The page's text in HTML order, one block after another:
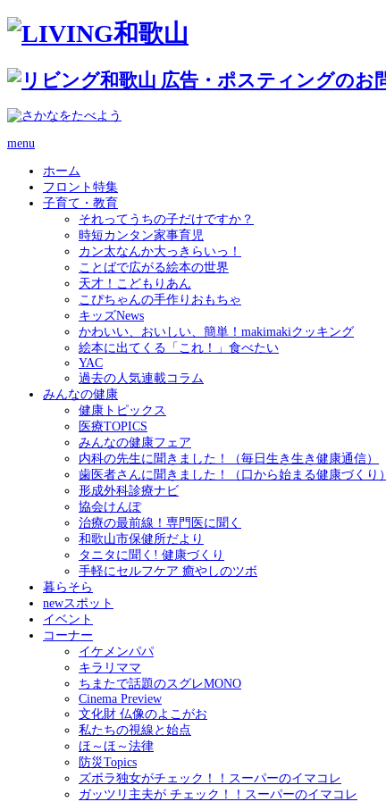
menu
ホーム
フロント特集
子育て・教育
それってうちの子だけですか？
時短カンタン家事育児
カン太なんか大っきらいっ！
ことばで広がる絵本の世界
天才！こどもりあん
こぴちゃんの手作りおもちゃ
キッズNews
かわいい、おいしい、簡単！makimakiクッキング
絵本に出てくる「これ！」食べたい
YAC
過去の人気連載コラム
みんなの健康
健康トピックス
医療TOPICS
みんなの健康フェア
内科の先生に聞きました！（毎日生き生き健康通信）
歯医者さんに聞きました！（口から始まる健康づくり）
形成外科診療ナビ
協会けんぽ
治療の最前線！専門医に聞く
和歌山市保健所だより
タニタに聞く! 健康づくり
手軽にセルフケア 癒やしのツボ
暮らそら
newスポット
イベント
コーナー
イケメンパパ
キラリママ
ちまたで話題のスグレMONO
Cinema Preview
文化財 仏像のよこがお
私たちの視線と始点
ほ～ほ～法律
防災Topics
ズボラ独女がチェック！！スーパーのイマコレ
ガッツリ主夫が チェック！！スーパーのイマコレ